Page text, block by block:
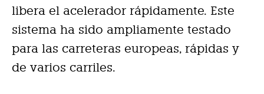
libera el acelerador rápidamente. Este
sistema ha sido ampliamente testado
para las carreteras europeas, rápidas y
de varios carriles.